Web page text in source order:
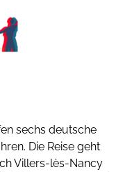
sechs deutsche
Die Reise geht
Villers-lès-Nancy